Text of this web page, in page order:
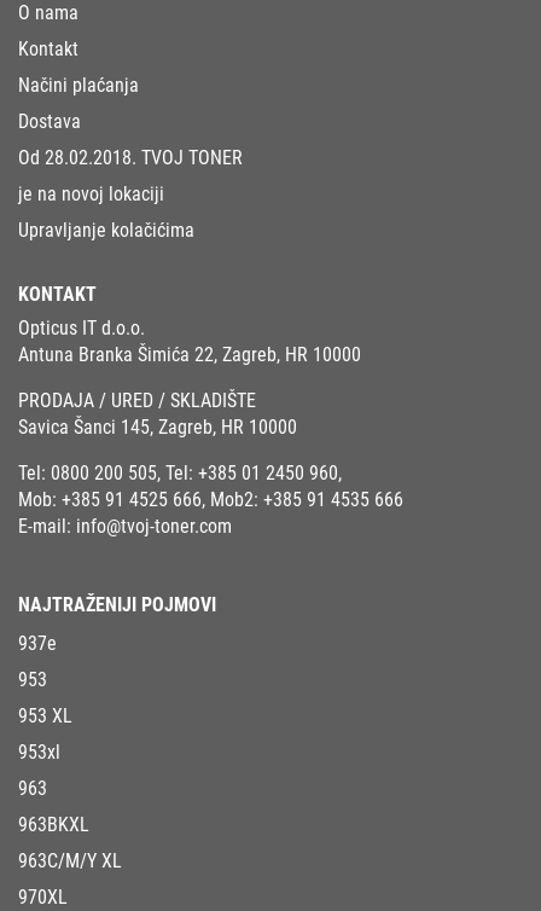
O nama
Kontakt
Načini plaćanja
Dostava
Od 28.02.2018. TVOJ TONER
je na novoj lokaciji
Upravljanje kolačićima
KONTAKT
Opticus IT d.o.o.
Antuna Branka Šimića 22, Zagreb, HR 10000
PRODAJA / URED / SKLADIŠTE
Savica Šanci 145, Zagreb, HR 10000
Tel: 0800 200 505, Tel: +385 01 2450 960,
Mob: +385 91 4525 666, Mob2: +385 91 4535 666
E-mail: info@tvoj-toner.com
NAJTRAŽENIJI POJMOVI
937e
953
953 XL
953xl
963
963BKXL
963C/M/Y XL
970XL